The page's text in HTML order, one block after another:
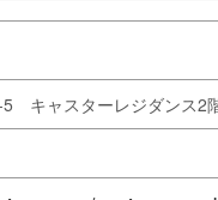
5 キャスターレジダンス